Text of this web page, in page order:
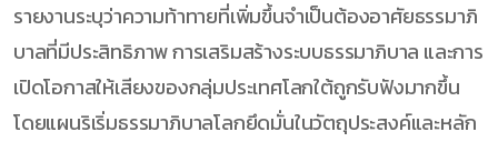
รายงานระบุว่าความท้าทายที่เพิ่มขึ้นจำเป็นต้องอาศัยธรรมาภิ
บาลที่มีประสิทธิภาพ การเสริมสร้างระบบธรรมาภิบาล และการ
เปิดโอกาสให้เสียงของกลุ่มประเทศโลกใต้ถูกรับฟังมากขึ้น
โดยแผนริเริ่มธรรมาภิบาลโลกยึดมั่นในวัตถุประสงค์และหลัก